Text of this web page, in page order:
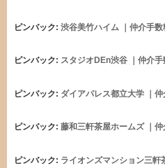
ピンバック: 渋谷美竹ハイム ｜仲介手
ピンバック: スタジオDEn渋谷 ｜仲介
ピンバック: ダイアパレス都立大学 ｜
ピンバック: 藤和三軒茶屋ホームズ ｜
ピンバック: ライオンズマンション三軒